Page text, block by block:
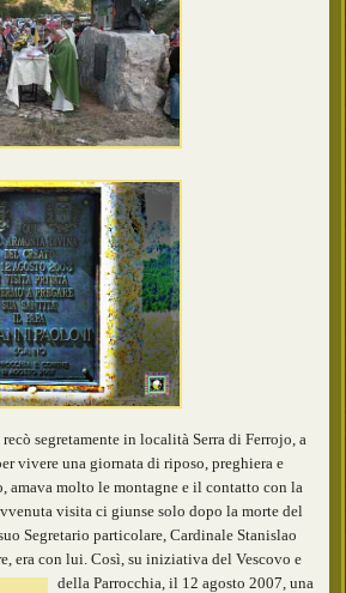
segretamente in località Serra di Ferrojo, a
vivere una giornata di riposo, preghiera e
amava molto le montagne e il contatto con la
visita ci giunse solo dopo la morte del
Segretario particolare, Cardinale Stanislao
era con lui. Così, su iniziativa del Vescovo e
della Parrocchia, il 12 agosto 2007, una